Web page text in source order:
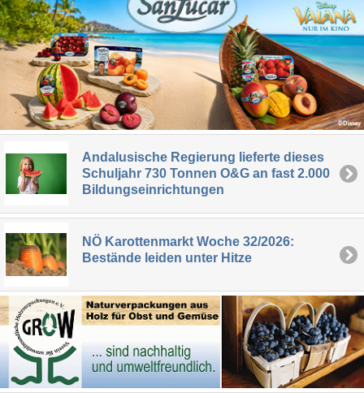
Andalusische Regierung lieferte dieses
Schuljahr 730 Tonnen O&G an fast 2.000
Bildungseinrichtungen
NÖ Karottenmarkt Woche 32/2026:
Bestände leiden unter Hitze